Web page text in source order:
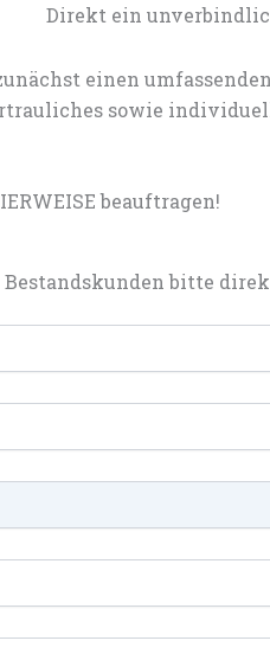
Direkt ein
einen
sowie
beauftragen!
bitte